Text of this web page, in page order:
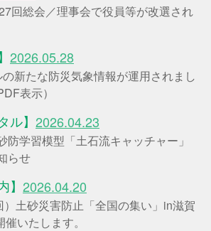
回総会／理事会で役員等が改選され
2026.05.28
新たな防災気象情報が運用されまし
表示）
ル】 2026.04.23
防学習模型「土石流キャッチャー」
らせ
】 2026.04.20
土砂災害防止「全国の集い」in滋賀
いたします。